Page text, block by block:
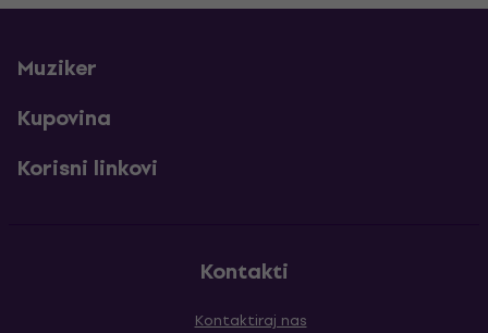
Muziker
Kupovina
Korisni linkovi
Kontakti
Kontaktiraj nas